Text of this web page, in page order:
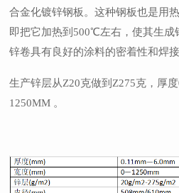
合金化镀锌钢板。这种钢板也是用
即把它加热到500℃左右，使其生成
锌卷具有良好的涂料的密着性和焊接
生产锌层从Z20克做到Z275克，厚
1250MM 。